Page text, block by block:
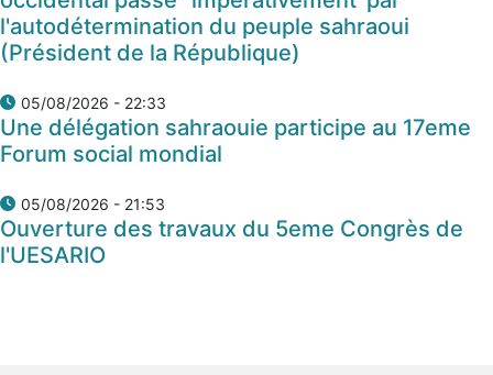
l'autodétermination du peuple sahraoui
(Président de la République)
05/08/2026 - 22:33
Une délégation sahraouie participe au 17eme
Forum social mondial
05/08/2026 - 21:53
Ouverture des travaux du 5eme Congrès de
l'UESARIO